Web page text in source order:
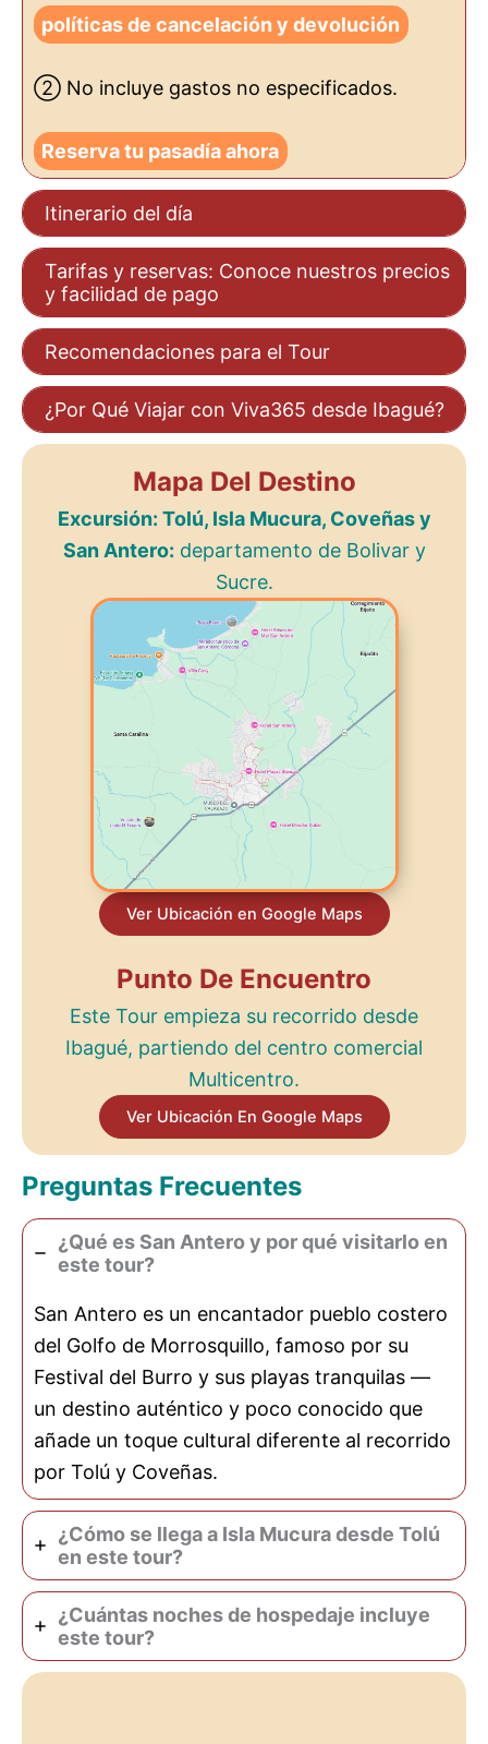
políticas de cancelación y devolución
② No incluye gastos no especificados.
Reserva tu pasadía ahora
Itinerario del día
Tarifas y reservas: Conoce nuestros precios
y facilidad de pago
Recomendaciones para el Tour
¿Por Qué Viajar con Viva365 desde Ibagué?
Mapa Del Destino
Excursión: Tolú, Isla Mucura, Coveñas y
San Antero: departamento de Bolivar y
Sucre.
Ver Ubicación en Google Maps
Punto De Encuentro
Este Tour empieza su recorrido desde
Ibagué, partiendo del centro comercial
Multicentro.
Ver Ubicación En Google Maps
Preguntas Frecuentes
¿Qué es San Antero y por qué visitarlo en
este tour?
San Antero es un encantador pueblo costero
del Golfo de Morrosquillo, famoso por su
Festival del Burro y sus playas tranquilas —
un destino auténtico y poco conocido que
añade un toque cultural diferente al recorrido
por Tolú y Coveñas.
¿Cómo se llega a Isla Mucura desde Tolú
en este tour?
¿Cuántas noches de hospedaje incluye
este tour?